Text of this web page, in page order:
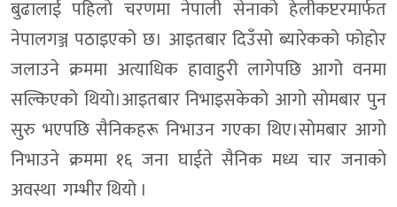
बुढालाई पहिलो चरणमा नेपाली सेनाको हेलीकप्टरमार्फत
नेपालगञ्ज पठाइएको छ। आइतबार दिउँसो ब्यारेकको फोहोर
जलाउने क्रममा अत्याधिक हावाहुरी लागेपछि आगो वनमा
सल्किएको थियो।आइतबार निभाइसकेको आगो सोमबार पुन
सुरु भएपछि सैनिकहरू निभाउन गएका थिए।साेमबार आगाे
निभाउने क्रममा १६ जना घाईते सैनिक मध्य चार जनाकाे
अवस्था गम्भीर थियाे ।